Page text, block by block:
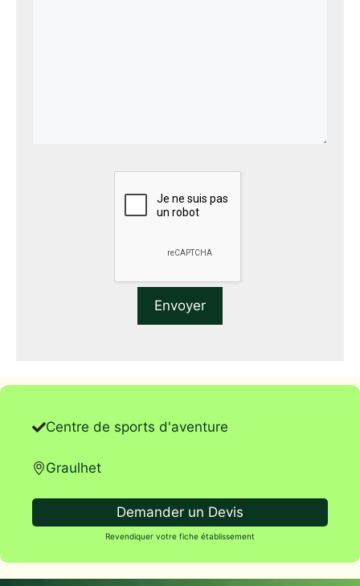
Centre de sports d'aventure
Graulhet
Demander un Devis
Revendiquer votre fiche établissement